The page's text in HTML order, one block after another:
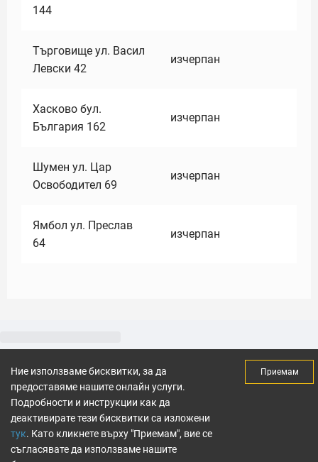
144
Търговище ул. Васил
Левски 42
изчерпан
Хасково бул.
България 162
изчерпан
Шумен ул. Цар
Освободител 69
изчерпан
Ямбол ул. Преслав
64
изчерпан
Ние използваме бисквитки, за да
предоставяме нашите онлайн услуги.
Подробности и инструкции как да
деактивирате тези бисквитки са изложени
тук. Като кликнете върху "Приемам", вие се
съгласявате да използваме нашите
Приемам